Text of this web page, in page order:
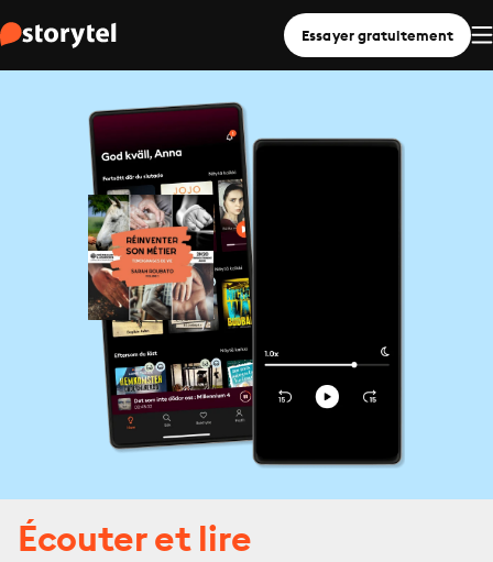
Essayer gratuitement
Écouter et lire